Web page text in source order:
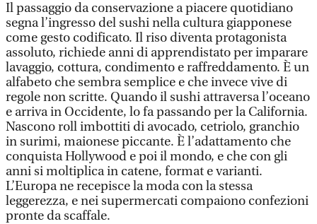
Il passaggio da conservazione a piacere quotidiano
segna l’ingresso del sushi nella cultura giapponese
come gesto codificato. Il riso diventa protagonista
assoluto, richiede anni di apprendistato per imparare
lavaggio, cottura, condimento e raffreddamento. È un
alfabeto che sembra semplice e che invece vive di
regole non scritte. Quando il sushi attraversa l’oceano
e arriva in Occidente, lo fa passando per la California.
Nascono roll imbottiti di avocado, cetriolo, granchio
in surimi, maionese piccante. È l’adattamento che
conquista Hollywood e poi il mondo, e che con gli
anni si moltiplica in catene, format e varianti.
L’Europa ne recepisce la moda con la stessa
leggerezza, e nei supermercati compaiono confezioni
pronte da scaffale.